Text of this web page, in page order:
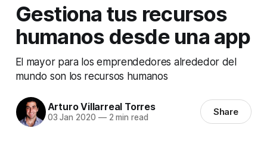
Gestiona tus recursos
humanos desde una app
El mayor para los emprendedores alrededor del
mundo son los recursos humanos
Arturo Villarreal Torres
03 Jan 2020 —2 min read Share